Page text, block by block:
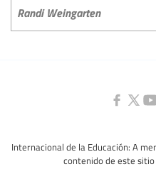
Randi Weingarten
Internacional de la Educación: A
contenido de este